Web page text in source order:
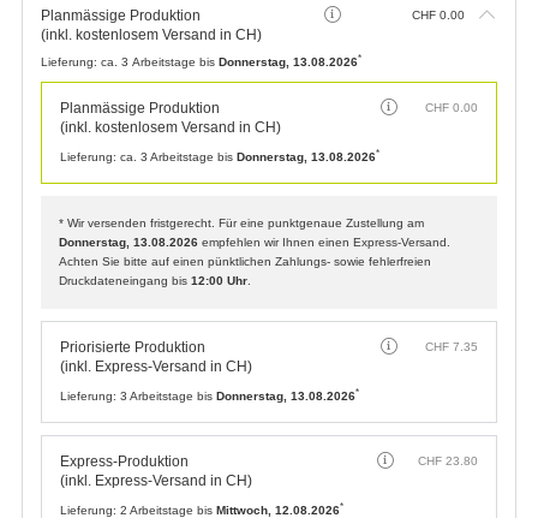
Planmässige Produktion
(inkl. kostenlosem Versand in CH)
CHF 0.00
Lieferung: ca. 3 Arbeitstage bis Donnerstag, 13.08.2026*
Planmässige Produktion
(inkl. kostenlosem Versand in CH)
CHF 0.00
Lieferung: ca. 3 Arbeitstage bis Donnerstag, 13.08.2026*
* Wir versenden fristgerecht. Für eine punktgenaue Zustellung am
Donnerstag, 13.08.2026 empfehlen wir Ihnen einen Express-Versand.
Achten Sie bitte auf einen pünktlichen Zahlungs- sowie fehlerfreien
Druckdateneingang bis 12:00 Uhr
Priorisierte Produktion
(inkl. Express-Versand in CH)
CHF 7.35
Lieferung: 3 Arbeitstage bis Donnerstag, 13.08.2026*
Express-Produktion
(inkl. Express-Versand in CH)
CHF 23.80
Lieferung: 2 Arbeitstage bis Mittwoch, 12.08.2026*